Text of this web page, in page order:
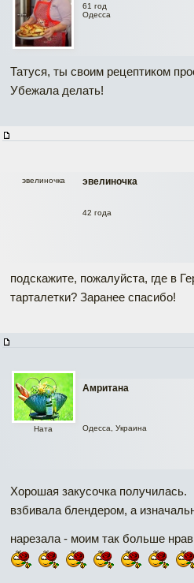
61 год
Одесса
Татуся, ты своим рецептиком
Убежала делать!
эвелиночка
эвелиночка
42 года
подскажите, пожалуйста, где в
тарталетки? Заранее спасибо!
Амритана
Ната Одесса, Украина
Хорошая закусочка получилась.
взбивала блендером, а
нарезала - моим так больше